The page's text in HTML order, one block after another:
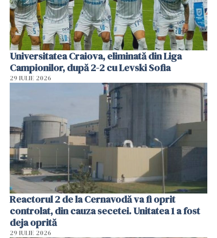
Universitatea Craiova, eliminată din Liga
Campionilor, după 2-2 cu Levski Sofia
29 IULIE 2026
Reactorul 2 de la Cernavodă va fi oprit
controlat, din cauza secetei. Unitatea 1 a fost
deja oprită
29 IULIE 2026